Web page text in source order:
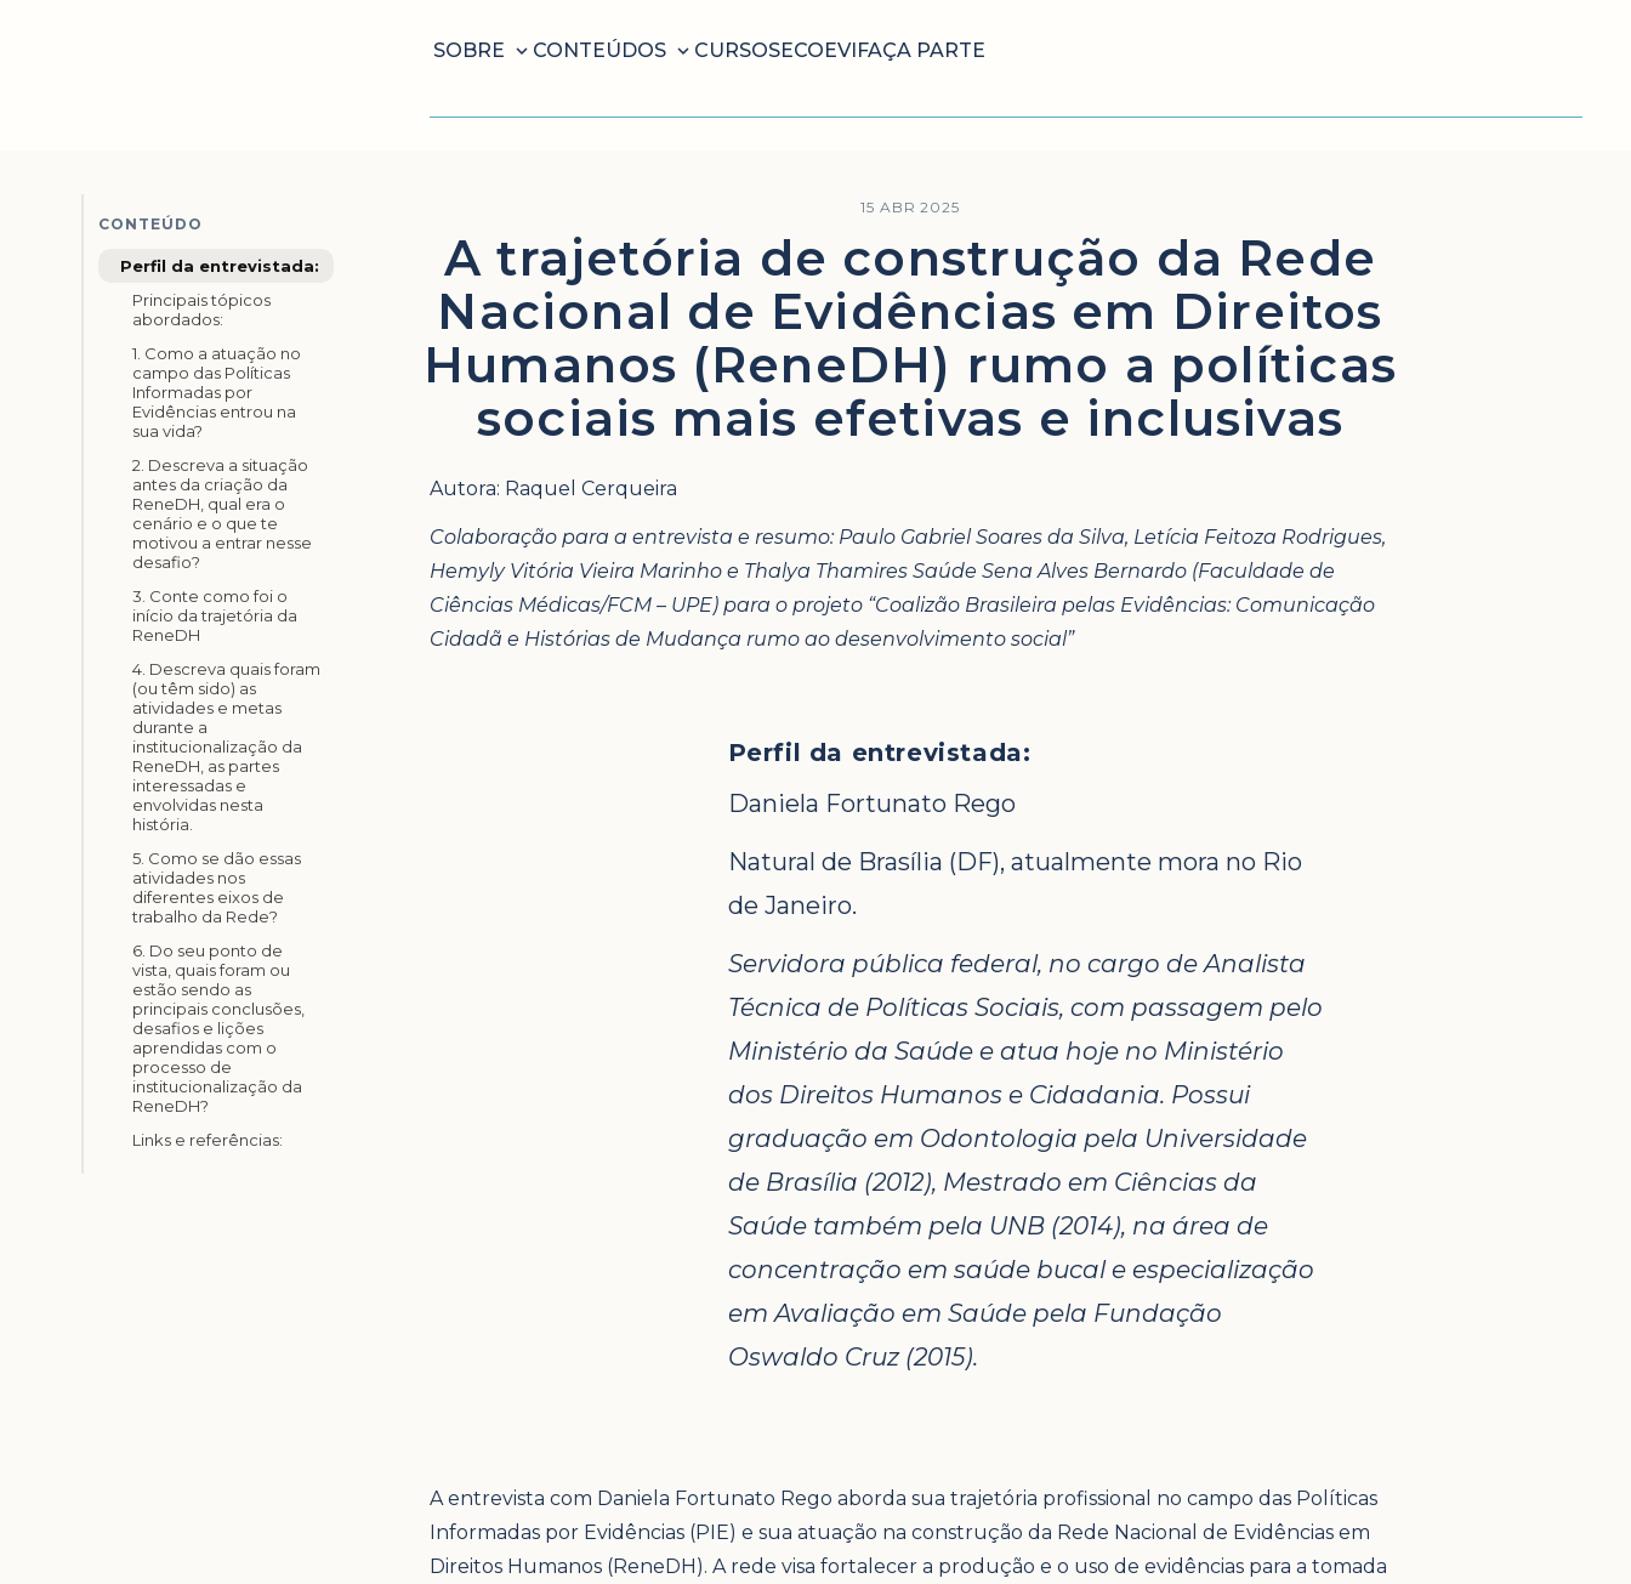
SOBRE CONTEÚDOS CURSOSECOEVIFAÇA PARTE
CONTEÚDO
Perfil da entrevistada:
Principais tópicos
abordados:
1. Como a atuação no
campo das Políticas
Informadas por
Evidências entrou na
sua vida?
2. Descreva a situação
antes da criação da
ReneDH, qual era o
cenário e o que te
motivou a entrar nesse
desafio?
3. Conte como foi o
início da trajetória da
ReneDH
4. Descreva quais foram
(ou têm sido) as
atividades e metas
durante a
institucionalização da
ReneDH, as partes
interessadas e
envolvidas nesta
história.
5. Como se dão essas
atividades nos
diferentes eixos de
trabalho da Rede?
6. Do seu ponto de
vista, quais foram ou
estão sendo as
principais conclusões,
desafios e lições
aprendidas com o
processo de
institucionalização da
ReneDH?
Links e referências:
15 ABR 2025
A trajetória de construção da Rede
Nacional de Evidências em Direitos
Humanos (ReneDH) rumo a políticas
sociais mais efetivas e inclusivas
Autora: Raquel Cerqueira
Colaboração para a entrevista e resumo: Paulo Gabriel Soares da Silva, Letícia Feitoza Rodrigues,
Hemyly Vitória Vieira Marinho e Thalya Thamires Saúde Sena Alves Bernardo (Faculdade de
Ciências Médicas/FCM – UPE) para o projeto “Coalizão Brasileira pelas Evidências: Comunicação
Cidadã e Histórias de Mudança rumo ao desenvolvimento social”
Perfil da entrevistada:
Daniela Fortunato Rego
Natural de Brasília (DF), atualmente mora no Rio
de Janeiro.
Servidora pública federal, no cargo de Analista
Técnica de Políticas Sociais, com passagem pelo
Ministério da Saúde e atua hoje no Ministério
dos Direitos Humanos e Cidadania. Possui
graduação em Odontologia pela Universidade
de Brasília (2012), Mestrado em Ciências da
Saúde também pela UNB (2014), na área de
concentração em saúde bucal e especialização
em Avaliação em Saúde pela Fundação
Oswaldo Cruz (2015).
A entrevista com Daniela Fortunato Rego aborda sua trajetória profissional no campo das Políticas
Informadas por Evidências (PIE) e sua atuação na construção da Rede Nacional de Evidências em
Direitos Humanos (ReneDH). A rede visa fortalecer a produção e o uso de evidências para a tomada